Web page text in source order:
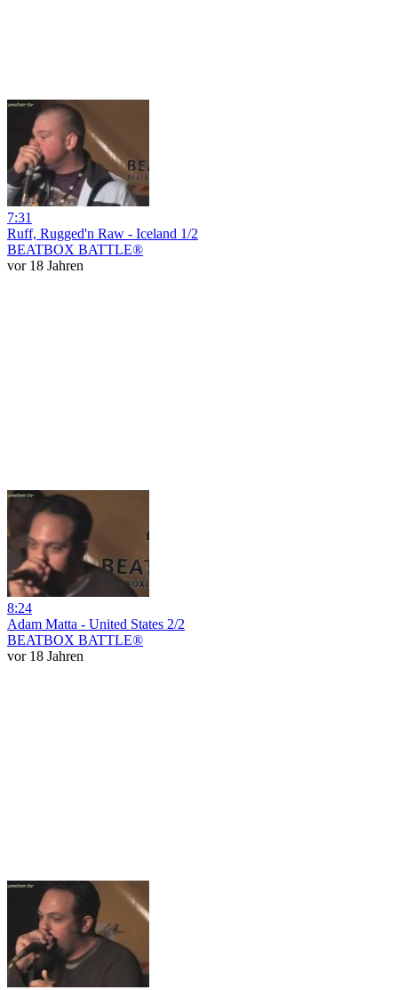
7:31
Ruff, Rugged'n Raw - Iceland 1/2
BEATBOX BATTLE®
vor 18 Jahren
8:24
Adam Matta - United States 2/2
BEATBOX BATTLE®
vor 18 Jahren